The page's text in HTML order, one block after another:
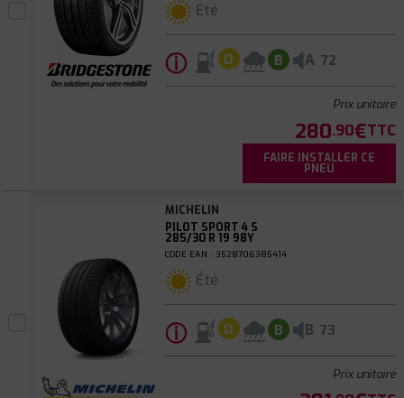
Été
ⓘ D B A 72
Prix unitaire
280.90€TTC
FAIRE INSTALLER CE
PNEU
MICHELIN
PILOT SPORT 4 S
285/30 R 19 98Y
CODE EAN : 3528706385414
Été
ⓘ D B B 73
Prix unitaire